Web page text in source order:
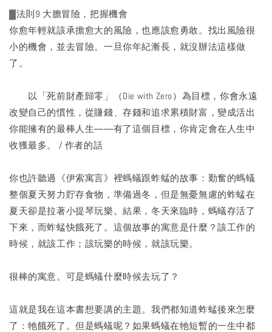
▓法則9 大膽冒險，把握機會
你愈年輕就該承擔愈大的風險，也應該愈勇敢。找出風險很
小的機會，並去冒險。一旦你年紀漸長，就沒辦法這樣做
了。
以「死前財產歸零」（Die with Zero）為目標，你會永遠
改變自己的慣性，從賺錢、存錢和追求累積財富，變成活出
你能擁有的最棒人生――有了這個目標，你肯定會在人生中
收獲最多。 / 作者的話
你也許聽過《伊索寓言》裡螞蟻跟蚱蜢的故事：勤奮的螞蟻
整個夏天努力貯存食物，準備過冬，但是無憂無慮的蚱蜢在
夏天卻是拉著小提琴玩樂。結果，冬天來臨時，螞蟻存活了
下來，而蚱蜢快餓死了。這個故事的寓意是什麼？該工作的
時候，就該工作；該玩樂的時候，就該玩樂。
很棒的寓意。可是螞蟻什麼時候去玩了？
這就是我在這本書想要講的主題。我們都知道蚱蜢後來怎麼
了：牠餓死了。但是螞蟻呢？如果螞蟻在牠短暫的一生中都